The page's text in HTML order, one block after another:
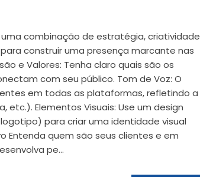
combinação de estratégia, criatividade
construir uma presença marcante nas
e Valores: Tenha claro quais são os
com seu público. Tom de Voz: O
em todas as plataformas, refletindo a
Elementos Visuais: Use um design
para criar uma identidade visual
Entenda quem são seus clientes e em
pe...